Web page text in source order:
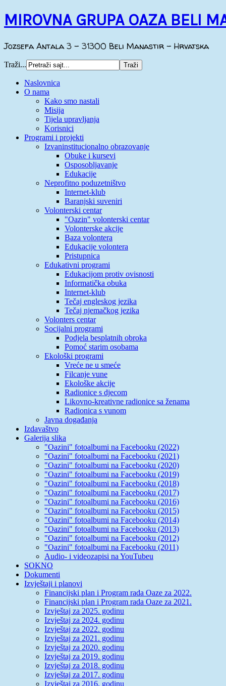
MIROVNA GRUPA OAZA BELI
Jozsefa Antala 3 - 31300 Beli Manastir - Hrvatska
Traži...
Naslovnica
O nama
Kako smo nastali
Misija
Tijela upravljanja
Korisnici
Programi i projekti
Izvaninstitucionalno obrazovanje
Obuke i kursevi
Osposobljavanje
Edukacije
Neprofitno poduzetništvo
Internet-klub
Baranjski suveniri
Volonterski centar
"Oazin" volonterski centar
Volonterske akcije
Baza volontera
Edukacije volontera
Pristupnica
Edukativni programi
Edukacijom protiv ovisnosti
Informatička obuka
Internet-klub
Tečaj engleskog jezika
Tečaj njemačkog jezika
Volonters centar
Socijalni programi
Podjela besplatnih obroka
Pomoć starim osobama
Ekološki programi
Vreće ne u smeće
Filcanje vune
Ekološke akcije
Radionice s djecom
Likovno-kreativne radionice sa ženama
Radionica s vunom
Javna događanja
Izdavaštvo
Galerija slika
"Oazini" fotoalbumi na Facebooku (2022)
"Oazini" fotoalbumi na Facebooku (2021)
"Oazini" fotoalbumi na Facebooku (2020)
"Oazini" fotoalbumi na Facebooku (2019)
"Oazini" fotoalbumi na Facebooku (2018)
"Oazini" fotoalbumi na Facebooku (2017)
"Oazini" fotoalbumi na Facebooku (2016)
"Oazini" fotoalbumi na Facebooku (2015)
"Oazini" fotoalbumi na Facebooku (2014)
"Oazini" fotoalbumi na Facebooku (2013)
"Oazini" fotoalbumi na Facebooku (2012)
"Oazini" fotoalbumi na Facebooku (2011)
Audio- i videozapisi na YouTubeu
SOKNO
Dokumenti
Izvještaji i planovi
Financijski plan i Program rada Oaze za 2022.
Financijski plan i Program rada Oaze za 2021.
Izvještaj za 2025. godinu
Izvještaj za 2024. godinu
Izvještaj za 2022. godinu
Izvještaj za 2021. godinu
Izvještaj za 2020. godinu
Izvještaj za 2019. godinu
Izvještaj za 2018. godinu
Izvještaj za 2017. godinu
Izvještaj za 2016. godinu